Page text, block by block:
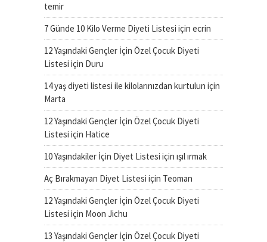
temir
7 Günde 10 Kilo Verme Diyeti Listesi için ecrin
12 Yaşındaki Gençler İçin Özel Çocuk Diyeti
Listesi için Duru
14 yaş diyeti listesi ile kilolarınızdan kurtulun için
Marta
12 Yaşındaki Gençler İçin Özel Çocuk Diyeti
Listesi için Hatice
10 Yaşındakiler İçin Diyet Listesi için ışıl ırmak
Aç Bırakmayan Diyet Listesi için Teoman
12 Yaşındaki Gençler İçin Özel Çocuk Diyeti
Listesi için Moon Jichu
13 Yaşındaki Gençler İçin Özel Çocuk Diyeti